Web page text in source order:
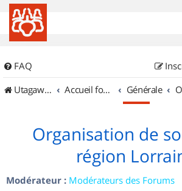
FAQ
UtagawaVTT (Randos VTT et VTTAE avec traces GPS)
Accueil forum Générale
Organisation de
région
Modérateur : Modérateurs des Forums